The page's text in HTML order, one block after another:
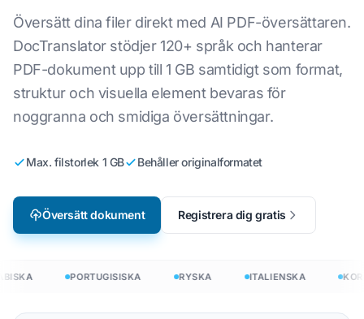
Översätt dina filer direkt med AI PDF-översättaren.
DocTranslator stödjer 120+ språk och hanterar
PDF-dokument upp till 1 GB samtidigt som format,
struktur och visuella element bevaras för
noggranna och smidiga översättningar.
Max. filstorlek 1 GB Behåller originalformatet
Översätt dokument Registrera dig gratis
PORTUGISISKA RYSKA ITALIENSKA